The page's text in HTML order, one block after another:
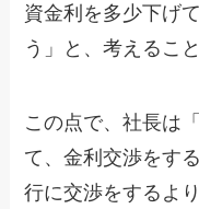
資金利を多少下げ
う」と、考えるこ
この点で、社長は
て、金利交渉をす
行に交渉をするよ